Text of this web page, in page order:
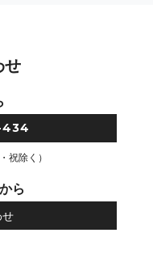
せ
434
祝除く）
ら